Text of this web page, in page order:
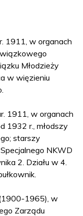
1911, w organach
Młodzieży
w więzieniu
1911, w organach
1932 r., młodszy
starszy
NKWD
2. Działu w 4.
1965), w
Zarządu